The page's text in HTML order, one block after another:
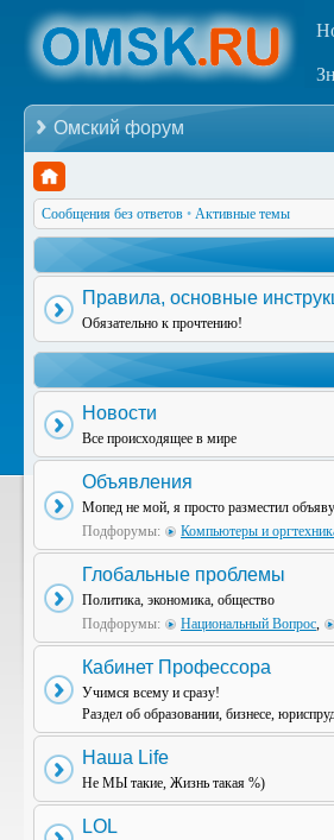
Омский форум
Сообщения без ответов • Активные темы
Правила, основные
Обязательно к прочтению!
Новости
Все происходящее в мире
Объявления
Мопед не мой, я просто разместил объяву
Подфорумы:
Компьютеры и
Глобальные проблемы
Политика, экономика, общество
Подфорумы:
Национальный Вопрос,
Кабинет Профессора
Учимся всему и сразу!
Раздел об образовании, бизнесе,
Наша Life
Не МЫ такие, Жизнь такая %)
LOL